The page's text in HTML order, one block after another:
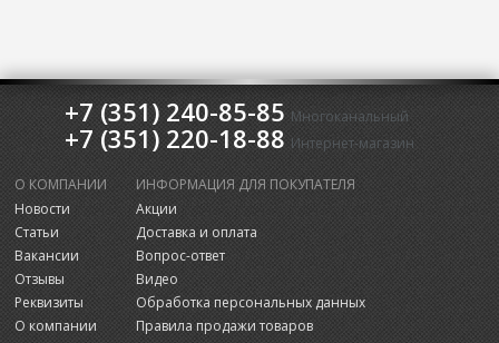
+7 (351) 240-85-85 Многоканальный
+7 (351) 220-18-88 Интернет-магазин
О КОМПАНИИ
Новости
Статьи
Вакансии
Отзывы
Реквизиты
О компании
ИНФОРМАЦИЯ ДЛЯ ПОКУПАТЕЛЯ
Акции
Доставка и оплата
Вопрос-ответ
Видео
Обработка персональных данных
Правила продажи товаров